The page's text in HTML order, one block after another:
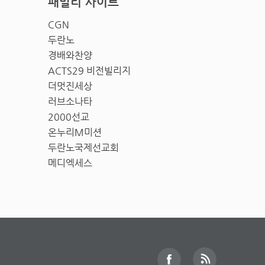
CGN
두란노
경배와찬양
ACTS29 비전빌리지
더멋진세상
러브소나타
2000선교
온누리M미션
두란노국제선교회
메디엑세스